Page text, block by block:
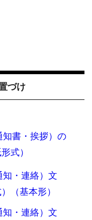
づけ
知書・挨拶）の
式）
・連絡）文
（基本形）
・連絡）文